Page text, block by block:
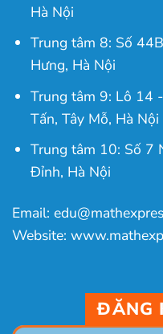
Hà Nội
Trung tâm 8: Số
Hưng, Hà Nội
Trung tâm 9: Lô 14
Tấn, Tây Mỗ, Hà Nội
Trung tâm 10: Số 7
Đỉnh, Hà Nội
Email:
Website:
ĐĂNG